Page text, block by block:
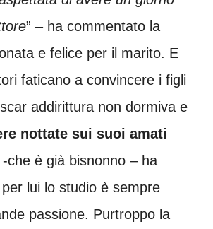
” – ha commentato la
e felice per il marito. E
faticano a convincere i figli
addirittura non dormiva e
nottate sui suoi amati
-che è già bisnonno – ha
lui lo studio è sempre
passione. Purtroppo la